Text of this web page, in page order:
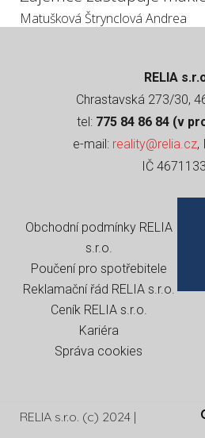
Matušková Štrynclová Andrea
RELIA
Chrastavská 273/30,
tel: 775 84 86 84 (v
e-mail: reality@relia.cz,
IČ
Obchodní podmínky RELIA
s.r.o.
Poučení pro spotřebitele
Reklamační řád RELIA s.r.o.
Ceník RELIA s.r.o.
Kariéra
Správa cookies
RELIA s.r.o. (c) 2024 |